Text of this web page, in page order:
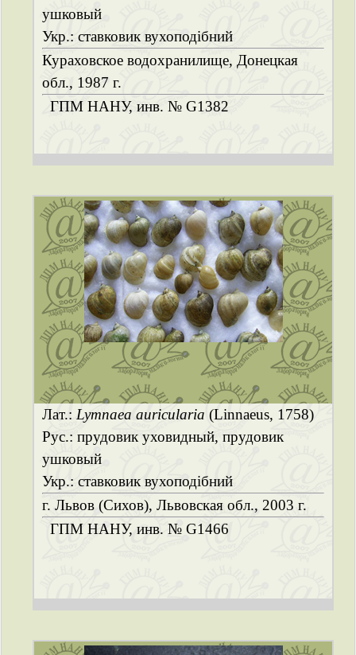
ушковый
Укр.: ставковик вухоподібний
Кураховское водохранилище, Донецкая
обл., 1987 г.
ГПМ НАНУ, инв. № G1382
Лат.: Lymnaea auricularia (Linnaeus, 1758)
Рус.: прудовик уховидный, прудовик
ушковый
Укр.: ставковик вухоподібний
г. Львов (Сихов), Львовская обл., 2003 г.
ГПМ НАНУ, инв. № G1466